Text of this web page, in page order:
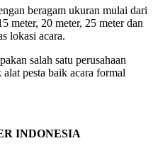
beragam ukuran mulai dari
meter, 20 meter, 25 meter dan
lokasi acara.
salah satu perusahaan
pesta baik acara formal
INDONESIA